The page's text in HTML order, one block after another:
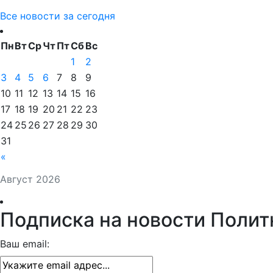
Все новости за сегодня
Август 2026
ПнВтСрЧтПтСбВс
«
1
2
3
4 5 6 7 8
9
10 11 12 13 14 15 16
17 18 19 20 21 22 23
24 25 26 27 28 29 30
31
Подписка на новости
Ваш email: